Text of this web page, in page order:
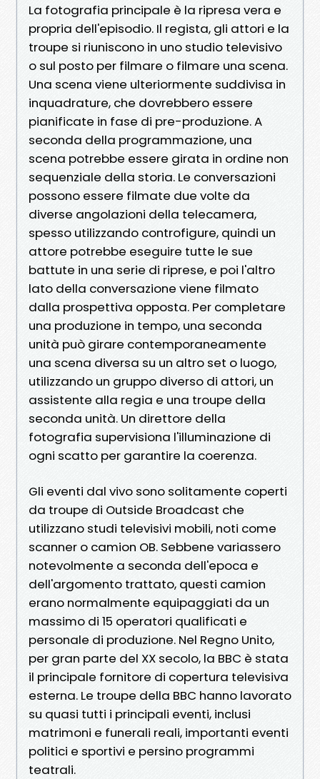
La fotografia principale è la ripresa vera e
propria dell'episodio. Il regista, gli attori e la
troupe si riuniscono in uno studio televisivo
o sul posto per filmare o filmare una scena.
Una scena viene ulteriormente suddivisa in
inquadrature, che dovrebbero essere
pianificate in fase di pre-produzione. A
seconda della programmazione, una
scena potrebbe essere girata in ordine non
sequenziale della storia. Le conversazioni
possono essere filmate due volte da
diverse angolazioni della telecamera,
spesso utilizzando controfigure, quindi un
attore potrebbe eseguire tutte le sue
battute in una serie di riprese, e poi l'altro
lato della conversazione viene filmato
dalla prospettiva opposta. Per completare
una produzione in tempo, una seconda
unità può girare contemporaneamente
una scena diversa su un altro set o luogo,
utilizzando un gruppo diverso di attori, un
assistente alla regia e una troupe della
seconda unità. Un direttore della
fotografia supervisiona l'illuminazione di
ogni scatto per garantire la coerenza.
Gli eventi dal vivo sono solitamente coperti
da troupe di Outside Broadcast che
utilizzano studi televisivi mobili, noti come
scanner o camion OB. Sebbene variassero
notevolmente a seconda dell'epoca e
dell'argomento trattato, questi camion
erano normalmente equipaggiati da un
massimo di 15 operatori qualificati e
personale di produzione. Nel Regno Unito,
per gran parte del XX secolo, la BBC è stata
il principale fornitore di copertura televisiva
esterna. Le troupe della BBC hanno lavorato
su quasi tutti i principali eventi, inclusi
matrimoni e funerali reali, importanti eventi
politici e sportivi e persino programmi
teatrali.